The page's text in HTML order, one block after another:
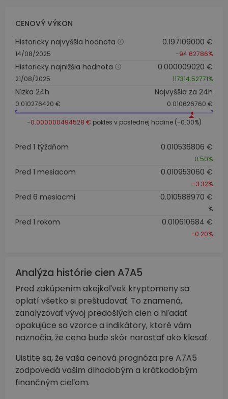
CENOVÝ VÝKON
Historicky najvyššia hodnota
14/08/2025
0.197109000 €
-94.62786%
Historicky najnižšia hodnota
21/08/2025
0.000009020 €
117314.52771%
Nízka 24h
0.010276420 €
Najvyššia za 24h
0.010626760 €
-0.000000494528 € pokles v poslednej hodine (-0.00%)
Pred 1 týždňom 0.010536806 €
0.50%
Pred 1 mesiacom 0.010953060 €
-3.32%
Pred 6 mesiacmi 0.010588970 €
%
Pred 1 rokom 0.010610684 €
-0.20%
Analýza histórie cien A7A5
Pred zakúpením akejkoľvek kryptomeny sa
oplatí všetko si preštudovať. To znamená,
zanalyzovať vývoj predošlých cien a hľadať
opakujúce sa vzorce a indikátory, ktoré vám
naznačia, že cena bude skôr narastať ako klesať.
Uistite sa, že vaša cenová prognóza pre A7A5
zodpovedá vašim dlhodobým a krátkodobým
finančným cieľom.